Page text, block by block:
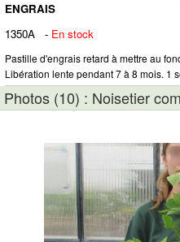
ENGRAIS
1350A
- En stock
Pastille d'engrais retard à mettre au
Libération lente pendant 7 à 8 mois. 1
Photos (10) : Noisetier